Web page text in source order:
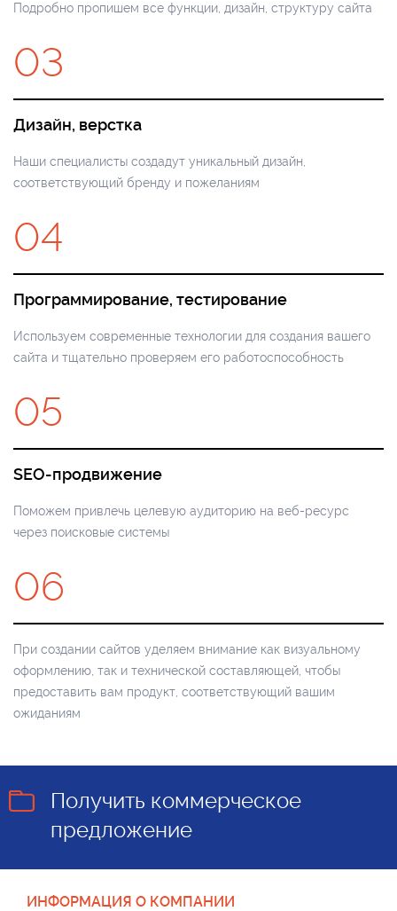
Подробно пропишем все функции, дизайн, структуру сайта
03
Дизайн, верстка
Наши специалисты создадут уникальный дизайн,
соответствующий бренду и пожеланиям
04
Программирование, тестирование
Используем современные технологии для создания вашего
сайта и тщательно проверяем его работоспособность
05
SEO-продвижение
Поможем привлечь целевую аудиторию на веб-ресурс
через поисковые системы
06
При создании сайтов уделяем внимание как визуальному
оформлению, так и технической составляющей, чтобы
предоставить вам продукт, соответствующий вашим
ожиданиям
Получить коммерческое
предложение
ИНФОРМАЦИЯ О КОМПАНИИ